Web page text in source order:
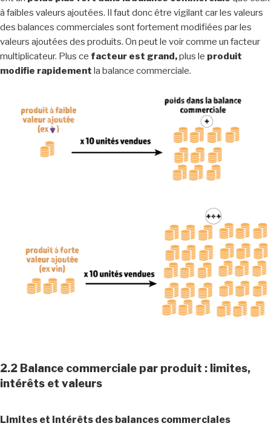
à faibles valeurs ajoutées. Il faut donc être vigilant car les valeurs
des balances commerciales sont fortement modifiées par les
valeurs ajoutées des produits. On peut le voir comme un facteur
multiplicateur. Plus ce facteur est grand,plus le produit
modifie rapidement la balance commerciale.
2.2 Balance commerciale par produit : limites,
intérêts et valeurs
Limites et intérêts des balances commerciales